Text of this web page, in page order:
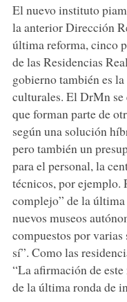
El nuevo instituto
la anterior Dirección
última reforma, cinco
de las Residencias
gobierno también es
culturales. El DrMn se
que forman parte de
según una solución
pero también un
para el personal, la
técnicos, por ejemplo.
complejo” de la última
nuevos museos
compuestos por
sí”. Como las
“La afirmación de
de la última ronda de